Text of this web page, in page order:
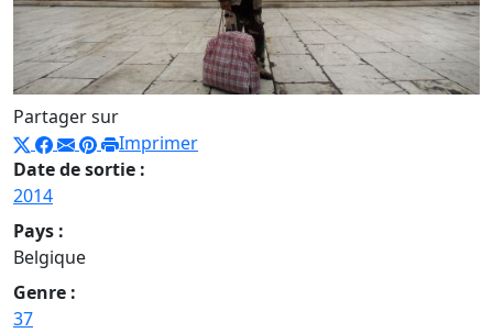
Partager sur
Imprimer
Date de sortie :
2014
Pays :
Belgique
Genre :
37